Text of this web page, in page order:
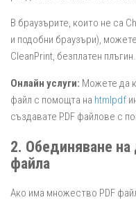
В браузърите, които не са
и подобни браузъри),
CleanPrint, безплатен плъгин.
Онлайн услуги: Можете да
файл с помощта на htmlpdf
създавате PDF файлове с
2. Обединяване на
файла
Ако има множество PDF